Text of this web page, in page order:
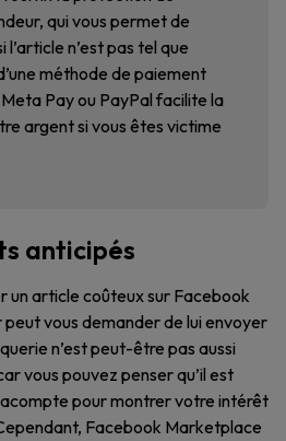
qui vous permet de
n’est pas tel que
méthode de paiement
Pay ou PayPal facilite la
argent si vous êtes victime
anticipés
un article coûteux sur Facebook
vous demander de lui envoyer
n’est peut-être pas aussi
vous pouvez penser qu’il est
pour montrer votre intérêt
Facebook Marketplace